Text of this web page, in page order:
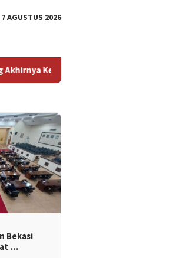
AGUSTUS 2026
Melihat Motor Kesayangannya
Bekasi
…